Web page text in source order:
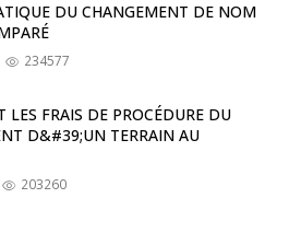
DU CHANGEMENT DE NOM
234577
LES FRAIS DE PROCÉDURE DU
D&#39;UN TERRAIN AU
203260